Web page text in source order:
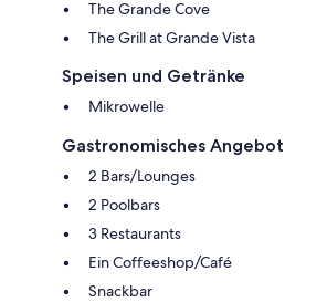
The Grande Cove
The Grill at Grande Vista
Speisen und Getränke
Mikrowelle
Gastronomisches Angebot
2 Bars/Lounges
2 Poolbars
3 Restaurants
Ein Coffeeshop/Café
Snackbar